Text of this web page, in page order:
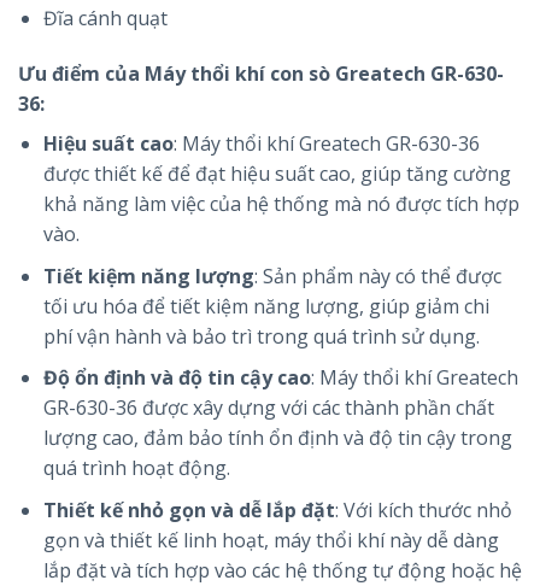
Đĩa cánh quạt
Ưu điểm của Máy thổi khí con sò Greatech GR-630-
36:
Hiệu suất cao: Máy thổi khí Greatech GR-630-36
được thiết kế để đạt hiệu suất cao, giúp tăng cường
khả năng làm việc của hệ thống mà nó được tích hợp
vào.
Tiết kiệm năng lượng: Sản phẩm này có thể được
tối ưu hóa để tiết kiệm năng lượng, giúp giảm chi
phí vận hành và bảo trì trong quá trình sử dụng.
Độ ổn định và độ tin cậy cao: Máy thổi khí Greatech
GR-630-36 được xây dựng với các thành phần chất
lượng cao, đảm bảo tính ổn định và độ tin cậy trong
quá trình hoạt động.
Thiết kế nhỏ gọn và dễ lắp đặt: Với kích thước nhỏ
gọn và thiết kế linh hoạt, máy thổi khí này dễ dàng
lắp đặt và tích hợp vào các hệ thống tự động hoặc hệ